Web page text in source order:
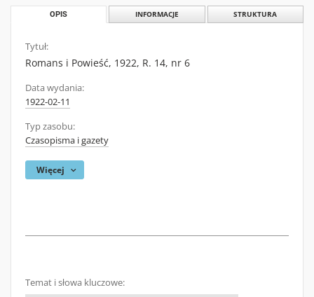
OPIS INFORMACJE STRUKTURA
Tytuł:
Romans i Powieść, 1922, R. 14, nr 6
Data wydania:
1922-02-11
Typ zasobu:
Czasopisma i gazety
Więcej
Temat i słowa kluczowe: